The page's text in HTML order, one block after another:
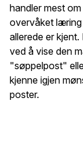
handler mest
overvåket læring
allerede er
ved å vise den
"søppelpost"
kjenne igjen
poster.